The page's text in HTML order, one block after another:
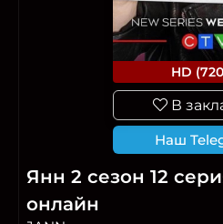
HD
В
Наш
Янн 2 сезон 12
онлайн